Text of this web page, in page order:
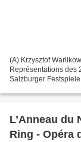
(A) Krzysztof
Représentations des
Salzburger
L’Anneau du
Ring - Opéra